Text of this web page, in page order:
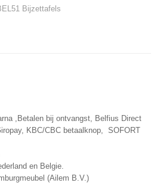
Bijzettafels
,Betalen bij ontvangst, Belfius Direct
KBC/CBC betaalknop, SOFORT
en Belgie.
(Ailem B.V.)